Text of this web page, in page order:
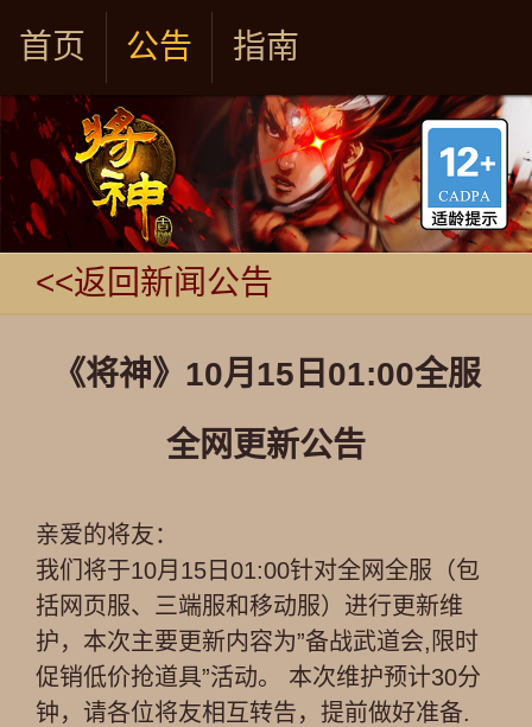
首页 公告 指南
<<返回新闻公告
《将神》10月15日01:00全服
全网更新公告
亲爱的将友：
我们将于10月15日01:00针对全网全服（包
括网页服、三端服和移动服）进行更新维
护，本次主要更新内容为”备战武道会,限时
促销低价抢道具”活动。 本次维护预计30分
钟，请各位将友相互转告，提前做好准备.